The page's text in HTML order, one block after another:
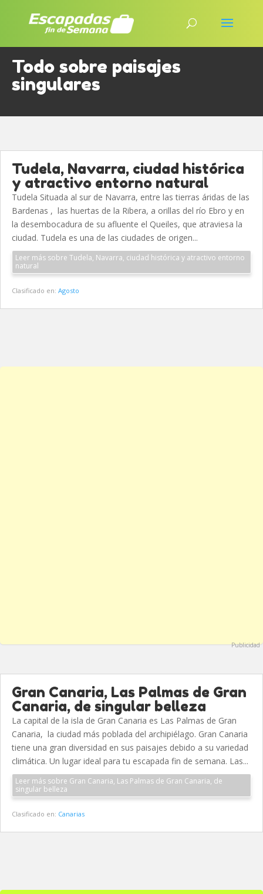
Todo sobre paisajes
singulares
Tudela, Navarra, ciudad histórica
y atractivo entorno natural
Tudela Situada al sur de Navarra, entre las tierras áridas de las
Bardenas , las huertas de la Ribera, a orillas del río Ebro y en
la desembocadura de su afluente el Queiles, que atraviesa la
ciudad. Tudela es una de las ciudades de origen...
Leer más sobre Tudela, Navarra, ciudad histórica y atractivo entorno
natural
Clasificado en: Agosto
Publicidad
Gran Canaria, Las Palmas de Gran
Canaria, de singular belleza
La capital de la isla de Gran Canaria es Las Palmas de Gran
Canaria, la ciudad más poblada del archipiélago. Gran Canaria
tiene una gran diversidad en sus paisajes debido a su variedad
climática. Un lugar ideal para tu escapada fin de semana. Las...
Leer más sobre Gran Canaria, Las Palmas de Gran Canaria, de
singular belleza
Clasificado en: Canarias